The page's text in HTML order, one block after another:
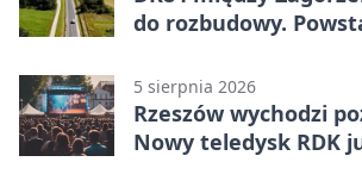
do rozbudowy.
5 sierpnia 2026
Rzeszów wychodzi
Nowy teledysk RDK